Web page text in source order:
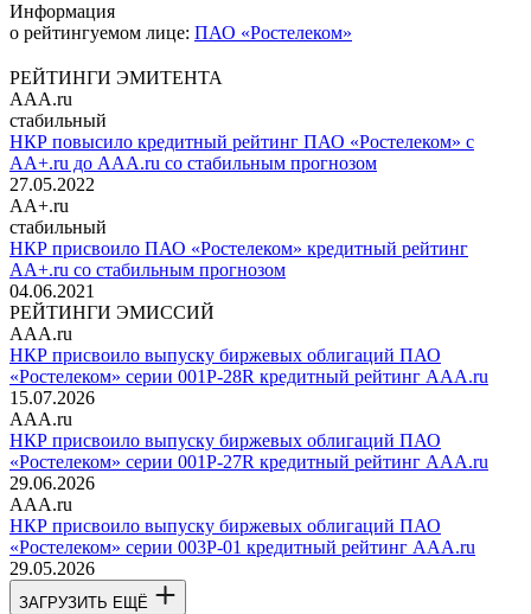
Информация
о рейтингуемом лице: ПАО «Ростелеком»
РЕЙТИНГИ ЭМИТЕНТА
AAA.ru
стабильный
НКР повысило кредитный рейтинг ПАО «Ростелеком» с
AA+.ru до AAA.ru со стабильным прогнозом
27.05.2022
AA+.ru
стабильный
НКР присвоило ПАО «Ростелеком» кредитный рейтинг
AA+.ru со стабильным прогнозом
04.06.2021
РЕЙТИНГИ ЭМИССИЙ
AAA.ru
НКР присвоило выпуску биржевых облигаций ПАО
«Ростелеком» серии 001Р-28R кредитный рейтинг AAA.ru
15.07.2026
AAA.ru
НКР присвоило выпуску биржевых облигаций ПАО
«Ростелеком» серии 001Р-27R кредитный рейтинг AAA.ru
29.06.2026
AAA.ru
НКР присвоило выпуску биржевых облигаций ПАО
«Ростелеком» серии 003Р-01 кредитный рейтинг AAA.ru
29.05.2026
ЗАГРУЗИТЬ ЕЩЁ